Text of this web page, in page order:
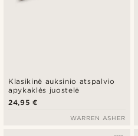
Klasikinė auksinio atspalvio
apykaklės juostelė
24,95 €
WARREN ASHER